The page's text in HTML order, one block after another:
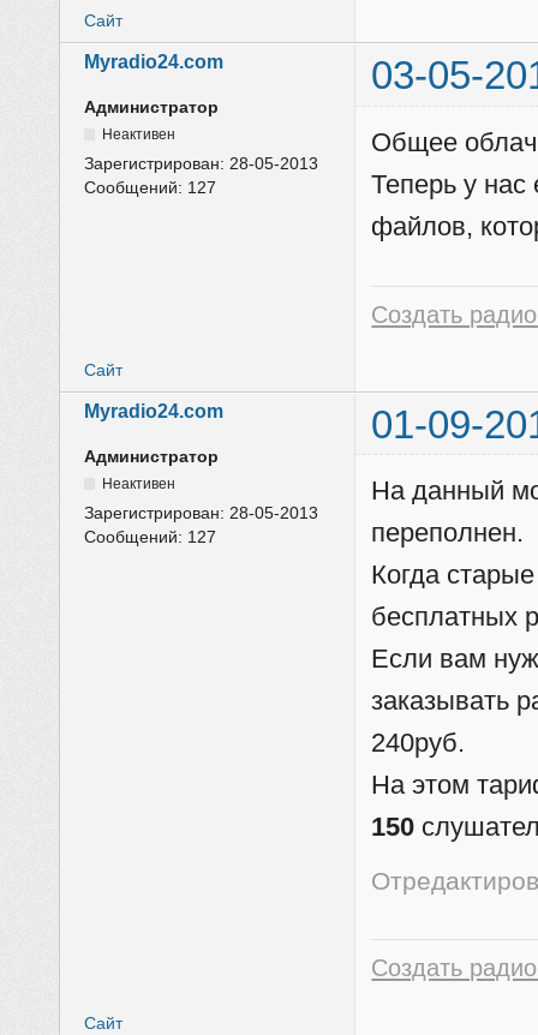
Сайт
Myradio24.com 03-05-
Администратор
Неактивен
Зарегистрирован:28-05-2013
Сообщений: 127
Общее
Теперь у нас
файлов,
Создать
Сайт
Myradio24.com 01-09-
Администратор
Неактивен
Зарегистрирован:28-05-2013
Сообщений: 127
На данный
переполнен.
Когда
бесплатных
Если вам
заказывать
240руб.
На этом
150
Создать
Сайт